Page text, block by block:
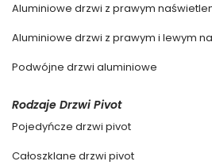
Aluminiowe drzwi z prawym
Aluminiowe drzwi z prawym i lewym
Podwójne drzwi aluminiowe
Rodzaje Drzwi Pivot
Pojedyńcze drzwi pivot
Całoszklane drzwi pivot